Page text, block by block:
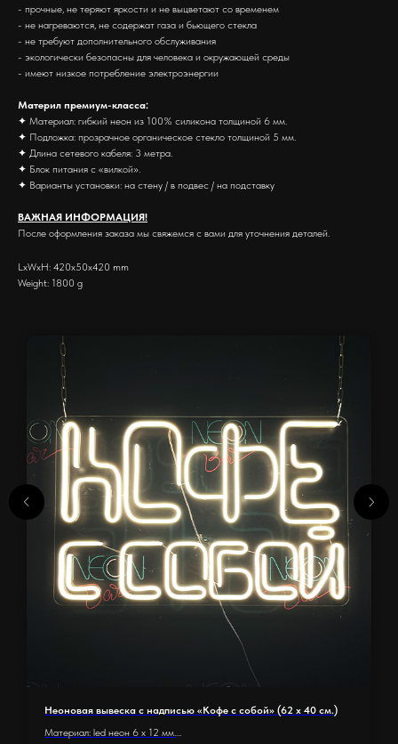
- прочные, не теряют яркости и не выцветают со временем
- не нагреваются, не содержат газа и бьющего стекла
- не требуют дополнительного обслуживания
- экологически безопасны для человека и окружающей среды
- имеют низкое потребление электроэнергии
Материл премиум-класса:
✦ Материал: гибкий неон из 100% силикона толщиной 6 мм.
✦ Подложка: прозрачное органическое стекло толщиной 5 мм.
✦ Длина сетевого кабеля: 3 метра.
✦ Блок питания с «вилкой».
✦ Варианты установки: на стену / в подвес / на подставку
ВАЖНАЯ ИНФОРМАЦИЯ!
После оформления заказа мы свяжемся с вами для уточнения деталей.
LxWxH: 420x50x420 mm
Weight: 1800 g
Неоновая вывеска с надписью «Кофе с собой» (62 х 40 см.)
Материал: led неон 6 x 12 мм.